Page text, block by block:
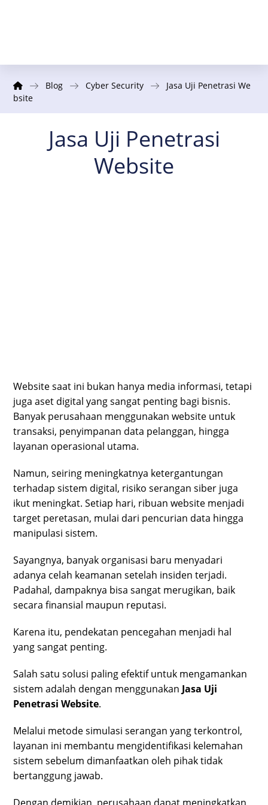
Blog Cyber Security
Jasa Uji Penetrasi We
bsite
Jasa Uji Penetrasi
Website
Website saat ini bukan hanya media informasi, tetapi
juga aset digital yang sangat penting bagi bisnis.
Banyak perusahaan menggunakan website untuk
transaksi, penyimpanan data pelanggan, hingga
layanan operasional utama.
Namun, seiring meningkatnya ketergantungan
terhadap sistem digital, risiko serangan siber juga
ikut meningkat. Setiap hari, ribuan website menjadi
target peretasan, mulai dari pencurian data hingga
manipulasi sistem.
Sayangnya, banyak organisasi baru menyadari
adanya celah keamanan setelah insiden terjadi.
Padahal, dampaknya bisa sangat merugikan, baik
secara finansial maupun reputasi.
Karena itu, pendekatan pencegahan menjadi hal
yang sangat penting.
Salah satu solusi paling efektif untuk mengamankan
sistem adalah dengan menggunakan Jasa Uji
Penetrasi Website.
Melalui metode simulasi serangan yang terkontrol,
layanan ini membantu mengidentifikasi kelemahan
sistem sebelum dimanfaatkan oleh pihak tidak
bertanggung jawab.